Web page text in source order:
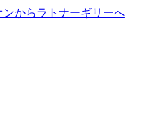
ンからラトナーギリーへ